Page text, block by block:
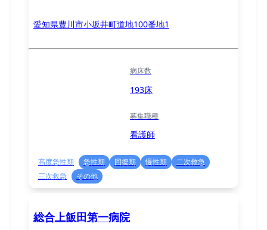
愛知県豊川市小坂井町道地100番地1
病床数
193床
募集職種
看護師
高度急性期 急性期 回復期 慢性期
二次救急
三次救急
その他
総合上飯田第一病院